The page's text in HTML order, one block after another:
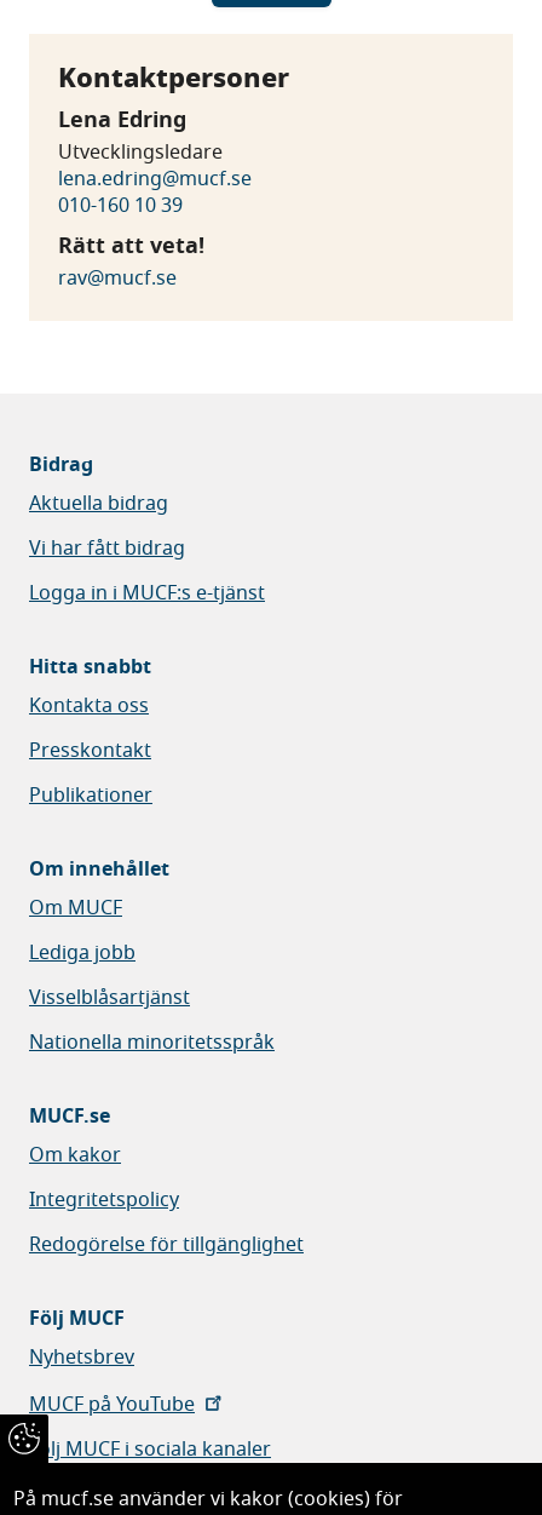
Kontaktpersoner
Lena Edring
Utvecklingsledare
lena.edring@mucf.se
010-160 10 39
Rätt att veta!
rav@mucf.se
Bidrag
Aktuella bidrag
Vi har fått bidrag
Logga in i MUCF:s e-tjänst
Hitta snabbt
Kontakta oss
Presskontakt
Publikationer
Om innehållet
Om MUCF
Lediga jobb
Visselblåsartjänst
Nationella minoritetsspråk
MUCF.se
Om kakor
Integritetspolicy
Redogörelse för tillgänglighet
Följ MUCF
Nyhetsbrev
MUCF på YouTube
Följ MUCF i sociala kanaler
På mucf.se använder vi kakor (cookies) för